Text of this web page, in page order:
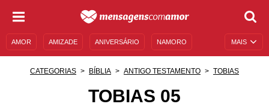
MAIS
AMOR AMIZADE ANIVERSÁRIO NAMORO
CATEGORIAS BÍBLIA ANTIGO TESTAMENTO TOBIAS
TOBIAS 05